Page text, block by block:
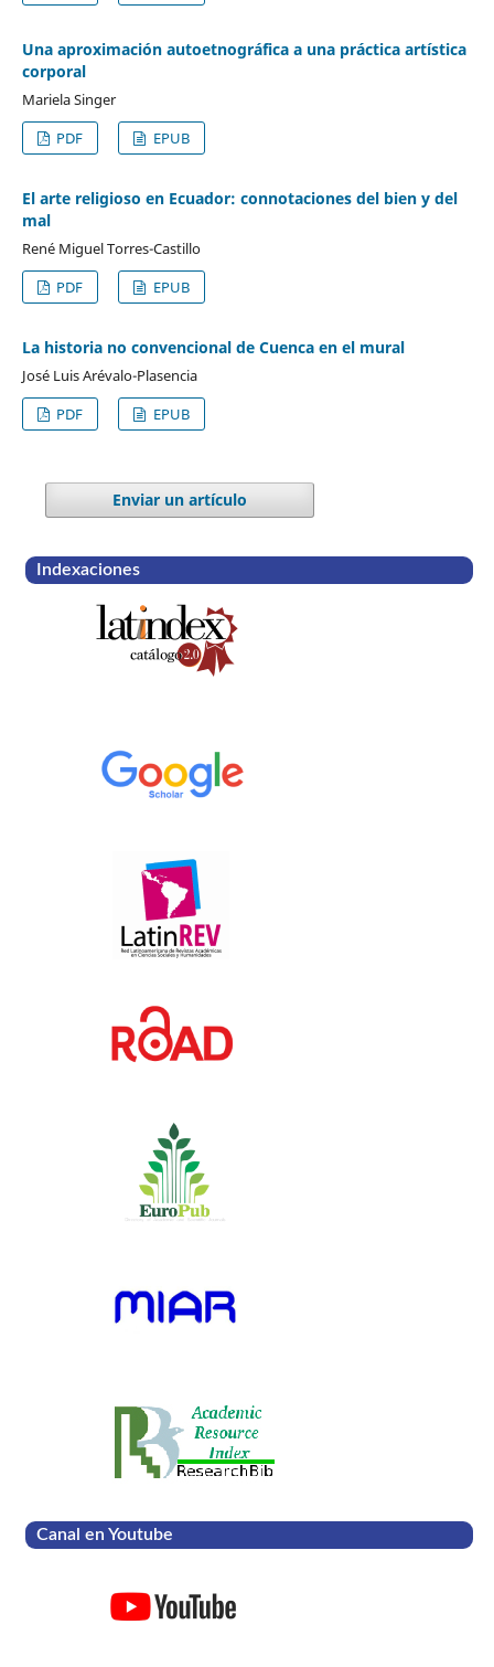
Una aproximación autoetnográfica a una práctica artística
corporal
Mariela Singer
PDF
EPUB
El arte religioso en Ecuador: connotaciones del bien y del
mal
René Miguel Torres-Castillo
PDF
EPUB
La historia no convencional de Cuenca en el mural
José Luis Arévalo-Plasencia
PDF
EPUB
Enviar un artículo
Indexaciones
Canal en Youtube